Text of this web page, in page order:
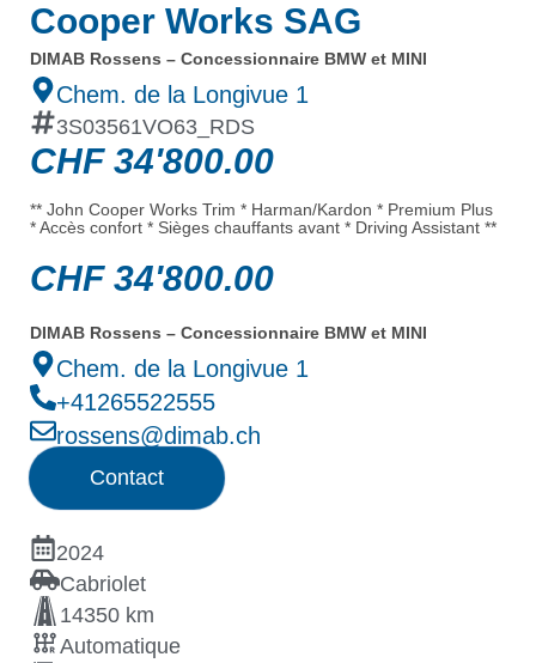
Cooper Works SAG
DIMAB Rossens – Concessionnaire BMW et MINI
Chem. de la Longivue 1
3S03561VO63_RDS
CHF34'800.00
** John Cooper Works Trim * Harman/Kardon * Premium Plus
* Accès confort * Sièges chauffants avant * Driving Assistant **
CHF34'800.00
DIMAB Rossens – Concessionnaire BMW et MINI
Chem. de la Longivue 1
+41265522555
rossens@dimab.ch
Contact
2024
Cabriolet
14350 km
Automatique